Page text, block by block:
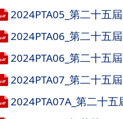
2024PTA05_第二十五
2024PTA06_第二十五
2024PTA06_第二十五
2024PTA07_第二十五
2024PTA07A_第二十